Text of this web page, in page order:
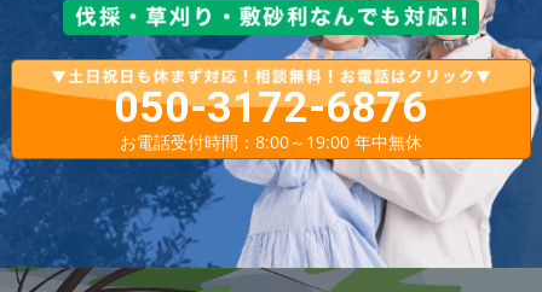
050-3172-6876
お電話受付時間：8:00～19:00 年中無休